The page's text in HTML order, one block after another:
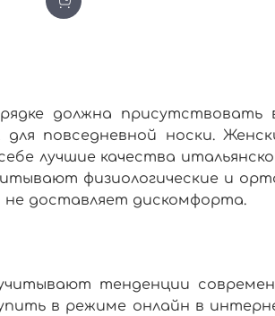
должна присутствовать
повседневной носки.
лучшие качества
физиологические и
не доставляет дискомфорта.
тенденции
в режиме онлайн в